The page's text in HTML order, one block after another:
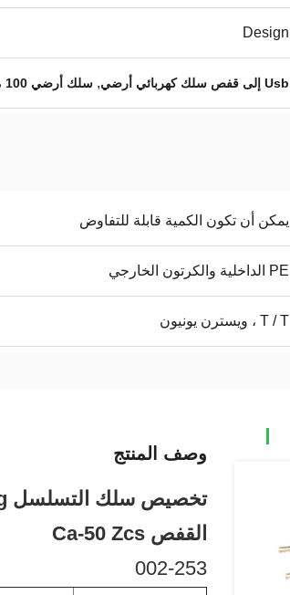
Design
Usb إلى قفص سلك كهربائي أرضي , سلك أرضي 100 مم 16 Awg
يمكن أن تكون الكمية قابلة للتفاوض
PE الداخلية والكرتون الخارجي
T / T ، ويسترن يونيون
وصف المنتج
تخصيص سلك التسلسل Te 33508192 16awg سلك الأرض USB إلى
القفص Ca-50 Zcs
002-253